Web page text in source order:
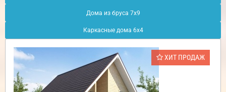
Дома из бруса 7х9
Каркасные дома 6х4
ХИТ ПРОДАЖ